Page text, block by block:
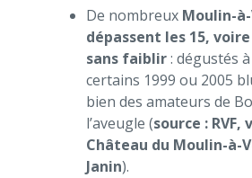
De nombreux Moulin-
dépassent les 15, voire
sans faiblir: dégustés
certains 1999 ou 2005
bien des amateurs de
l’aveugle (source :
Château du Moulin-à-
Janin).